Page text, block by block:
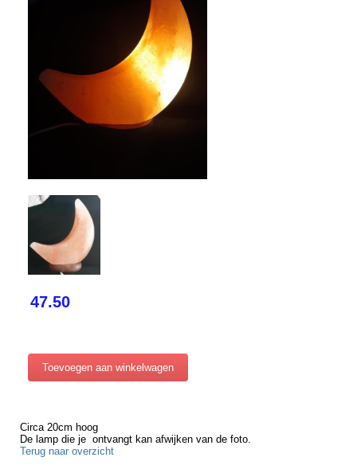
47.50
Circa 20cm hoog
De lamp die je ontvangt kan afwijken van de foto.
Terug naar overzicht